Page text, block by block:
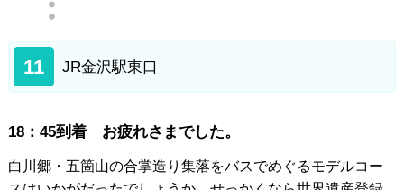
11 JR金沢駅東口
18：45到着 お疲れさまでした。
白川郷・五箇山の合掌造り集落をバスでめぐるモデルコー